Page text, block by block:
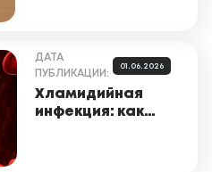
ДАТА
ПУБЛИКАЦИИ:
01.06.2026
Хламидийная
инфекция: как